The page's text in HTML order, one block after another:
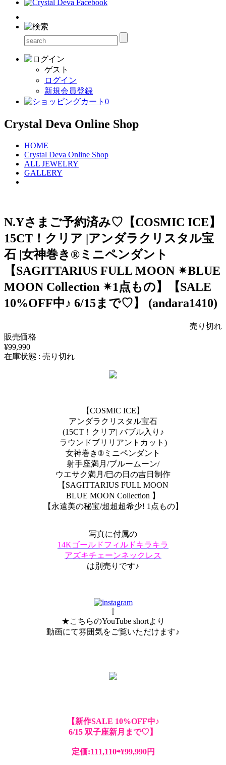
ゲスト
ログイン
新規会員登録
0
Crystal Deva Online Shop
HOME
Crystal Deva Online Shop
ALL JEWELRY
GALLERY
N.Yさまご予約済み♡【COSMIC ICE】
15CT！クリア |アンダラクリスタル宝
石 |女神巻き®︎ミニペンダント︎
【SAGITTARIUS FULL MOON ✴︎BLUE
MOON Collection ✴︎1点もの】【SALE
10%OFF中♪ 6/15まで♡】 (andara1410)
売り切れ
販売価格
¥99,990
在庫状態 : 売り切れ
【COSMIC ICE】
アンダラクリスタル宝石
(15CT！クリア| バブル入り♪
ラウンドブリリアントカット)
女神巻き®︎ミニペンダント︎
射手座満月/ブルームーン/
ウエサク満月/巳の日の吉日制作
【SAGITTARIUS FULL MOON
BLUE MOON Collection 】
【永遠美の秘宝/超超超希少! 1点もの】
写真に付属の
14Kゴールドフィルドキラキラ
アズキチェーンネックレス
は別売りです♪
⇧
★こちらのYouTube shortより
動画にて雰囲気をご覧いただけます♪
【新作SALE 10%OFF中♪
6/15 双子座新月まで♡】
定価:111,110⇨¥99,990円